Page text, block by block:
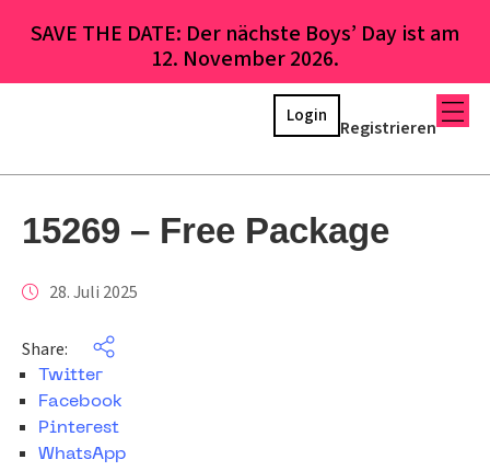
SAVE THE DATE: Der nächste Boys’ Day ist am
12. November 2026.
Registrieren
Login
15269 – Free Package
28. Juli 2025
Share:
Twitter
Facebook
Pinterest
WhatsApp